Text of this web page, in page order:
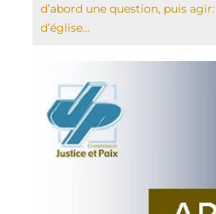
d’abord une question, puis
d’église...